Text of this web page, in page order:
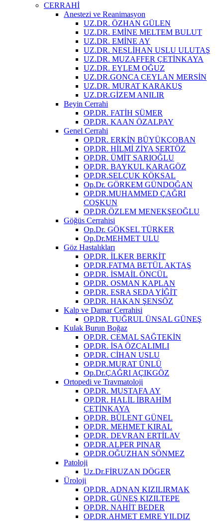
CERRAHİ
Anestezi ve Reanimasyon
UZ.DR. ÖZHAN GÜLEN
UZ.DR. EMİNE MELTEM BULUT
UZ.DR. EMİNE AY
UZ.DR. NESLİHAN USLU ULUTAŞ
UZ.DR. MUZAFFER ÇETİNKAYA
UZ.DR. EYLEM OĞUZ
UZ.DR.GONCA CEYLAN MERSİN
UZ.DR. MURAT KARAKUŞ
UZ.DR.GİZEM ANILIR
Beyin Cerrahi
OP.DR. FATİH SÜMER
OP.DR. KAAN ÖZALPAY
Genel Cerrahi
OP.DR. ERKİN BÜYÜKÇOBAN
OP.DR. HİLMİ ZİYA SERTÖZ
OP.DR. ÜMİT SARIOĞLU
OP.DR. BAYKUL KARAGÖZ
OP.DR.SELÇUK KÖKSAL
Op.Dr. GÖRKEM GÜNDOĞAN
OP.DR.MUHAMMED ÇAĞRI
COŞKUN
OP.DR.ÖZLEM MENEKŞEOĞLU
Göğüs Cerrahisi
Op.Dr. GÖKSEL TÜRKER
Op.Dr.MEHMET ULU
Göz Hastalıkları
OP.DR. İLKER BERKİT
OP.DR.FATMA BETÜL AKTAŞ
OP.DR. İSMAİL ÖNCÜL
OP.DR. OSMAN KAPLAN
OP.DR. ESRA SEDA YİĞİT
OP.DR. HAKAN ŞENSÖZ
Kalp ve Damar Cerrahisi
OP.DR. TUĞRUL ÜNSAL GÜNEŞ
Kulak Burun Boğaz
OP.DR. CEMAL SAĞTEKİN
OP.DR. İSA ÖZÇALIMLI
OP.DR. CİHAN USLU
OP.DR.MURAT ÜNLÜ
Op.Dr.ÇAĞRI AÇIKGÖZ
Ortopedi ve Travmatoloji
OP.DR. MUSTAFA AY
OP.DR. HALİL İBRAHİM
ÇETİNKAYA
OP.DR. BÜLENT GÜNEL
OP.DR. MEHMET KIRAL
OP.DR. DEVRAN ERTİLAV
OP.DR.ALPER PINAR
OP.DR.OĞUZHAN SÖNMEZ
Patoloji
Uz.Dr.FİRUZAN DÖGER
Üroloji
OP.DR. ADNAN KIZILIRMAK
OP.DR. GÜNEŞ KIZILTEPE
OP.DR. NAHİT BEDER
OP.DR.AHMET EMRE YILDIZ